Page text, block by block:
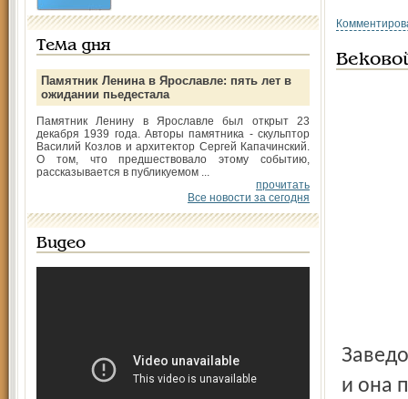
Тема дня
Памятник Ленина в Ярославле: пять лет в
ожидании пьедестала
Памятник Ленину в Ярославле был открыт 23
декабря 1939 года. Авторы памятника - скульптор
Василий Козлов и архитектор Сергей Капачинский.
О том, что предшествовало этому событию,
рассказывается в публикуемом ...
прочитать
Все новости за сегодня
Видео
Заведовал ею настоятель церкви Ильи Пророка на Ветке,
и она